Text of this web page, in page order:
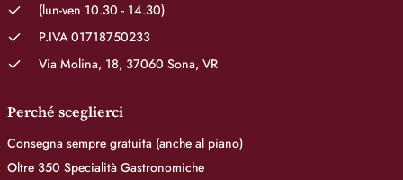
(lun-ven 10.30 - 14.30)
P.IVA 01718750233
Via Molina, 18, 37060 Sona, VR
Perché sceglierci
Consegna sempre gratuita (anche al piano)
Oltre 350 Specialità Gastronomiche